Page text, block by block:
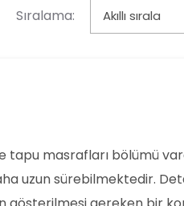
Sıralama:
masrafları bölümü
uzun sürebilmektedir.